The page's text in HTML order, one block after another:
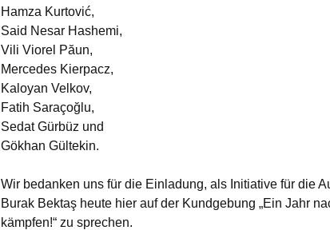
Hamza Kurtović,
Said Nesar Hashemi,
Vili Viorel Păun,
Mercedes Kierpacz,
Kaloyan Velkov,
Fatih Saraçoğlu,
Sedat Gürbüz und
Gökhan Gültekin.
Wir bedanken uns für die Einladung, als Initiative für die
Burak Bektaş heute hier auf der Kundgebung „Ein Jahr
kämpfen!“ zu sprechen.